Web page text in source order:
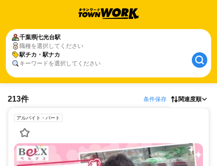
千葉県七光台駅
職種を選択してください
駅チカ・駅ナカ
キーワードを選択してください
213件 条件保存 関連度順
アルバイト・パート